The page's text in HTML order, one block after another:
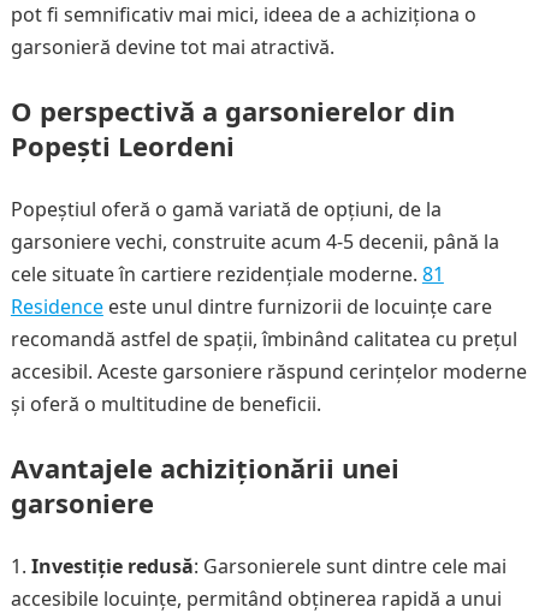
pot fi semnificativ mai mici, ideea de a achiziționa o
garsonieră devine tot mai atractivă.
O perspectivă a garsonierelor din
Popești Leordeni
Popeștiul oferă o gamă variată de opțiuni, de la
garsoniere vechi, construite acum 4-5 decenii, până la
cele situate în cartiere rezidențiale moderne. 81
Residenceeste unul dintre furnizorii de locuințe care
recomandă astfel de spații, îmbinând calitatea cu prețul
accesibil. Aceste garsoniere răspund cerințelor moderne
și oferă o multitudine de beneficii.
Avantajele achiziționării unei
garsoniere
Investiție redusă: Garsonierele sunt dintre cele mai
accesibile locuințe, permitând obținerea rapidă a unui